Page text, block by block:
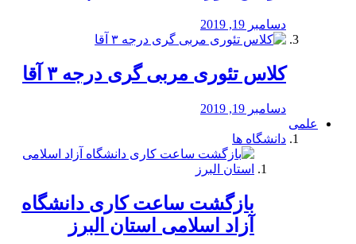
دسامبر 19, 2019
کلاس تئوری مربی گری درجه ۳ آقا
دسامبر 19, 2019
علمی
دانشگاه ها
بازگشت ساعت کاری دانشگاه
آزاد اسلامی استان البرز